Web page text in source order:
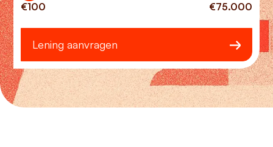
€100 €75.000
Lening aanvragen